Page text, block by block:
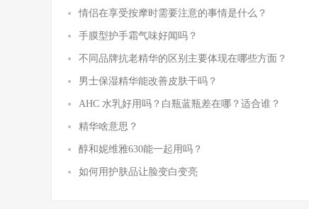
情侣在享受按摩时需要注意的事情是什么？
手膜型护手霜气味好闻吗？
不同品牌抗老精华的区别主要体现在哪些方面？
男士保湿精华能改善皮肤干吗？
AHC 水乳好用吗？白瓶蓝瓶差在哪？适合谁？
精华啥意思？
醇和妮维雅630能一起用吗？
如何用护肤品让脸变白变亮